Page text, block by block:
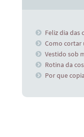
Feliz dia das
Como cortar
Vestido sob
Rotina da
Por que